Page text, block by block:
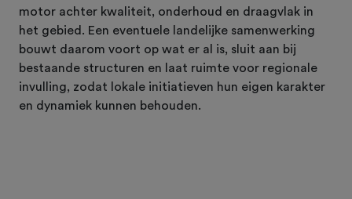
motor achter kwaliteit, onderhoud en draagvlak in
het gebied. Een eventuele landelijke samenwerking
bouwt daarom voort op wat er al is, sluit aan bij
bestaande structuren en laat ruimte voor regionale
invulling, zodat lokale initiatieven hun eigen karakter
en dynamiek kunnen behouden.